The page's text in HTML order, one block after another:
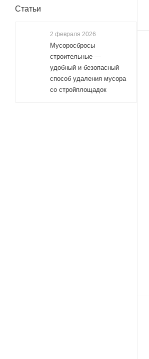
Статьи
2 февраля 2026
Мусоросбросы
строительные —
удобный и безопасный
способ удаления мусора
со стройплощадок